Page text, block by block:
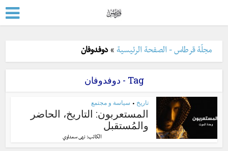
مجلّة قرطاس - الصفحة الرئيسية »دوفدوفان
Tag - دوفدوفان
تاريخ • سياسة و مجتمع
المستعربون: التاريخ، الحاضر
والمُستقبل
الكاتب: نهى سعداوي